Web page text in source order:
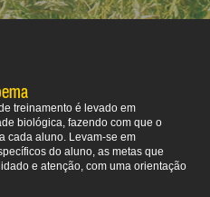
treinamento é levado em
biológica, fazendo com que o
cada aluno. Levam-se em
do aluno, as metas que
e atenção, com uma orientação